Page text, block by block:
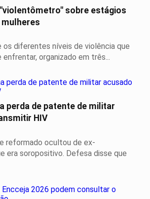
"violentômetro" sobre estágios
os diferentes níveis de violência que
enfrentar, organizado em três...
perda de patente de militar
HIV
reformado ocultou de ex-
era soropositivo. Defesa disse que